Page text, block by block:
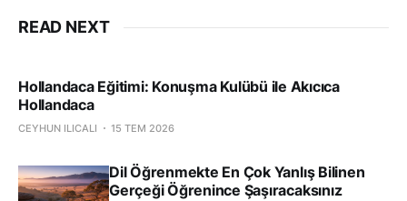
READ NEXT
Hollandaca Eğitimi: Konuşma Kulübü ile Akıcıca
Hollandaca
CEYHUN ILICALI 15 TEM 2026
Dil Öğrenmekte En Çok Yanlış Bilinen
Gerçeği Öğrenince Şaşıracaksınız